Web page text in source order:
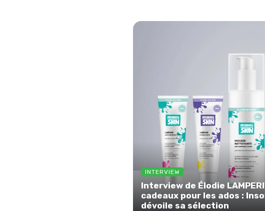
INTERVIEW
Interview de Élodie
cadeaux pour les ados :
dévoile sa sélection